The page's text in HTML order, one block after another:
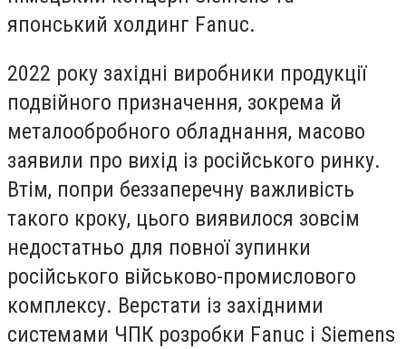
японський холдинг Fanuc.
2022 року західні виробники продукції
подвійного призначення, зокрема й
металообробного обладнання, масово
заявили про вихід із російського ринку.
Втім, попри беззаперечну важливість
такого кроку, цього виявилося зовсім
недостатньо для повної зупинки
російського військово-промислового
комплексу. Верстати із західними
системами ЧПК розробки Fanuc і Siemens